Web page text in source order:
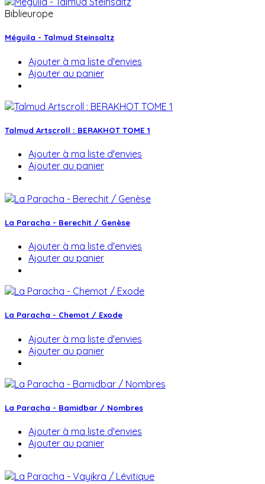
Biblieurope
Méguila - Talmud Steinsaltz
Ajouter à ma liste d'envies
Ajouter au panier
Talmud Artscroll : BERAKHOT TOME 1
Ajouter à ma liste d'envies
Ajouter au panier
La Paracha - Berechit / Genèse
Ajouter à ma liste d'envies
Ajouter au panier
La Paracha - Chemot / Exode
Ajouter à ma liste d'envies
Ajouter au panier
La Paracha - Bamidbar / Nombres
Ajouter à ma liste d'envies
Ajouter au panier